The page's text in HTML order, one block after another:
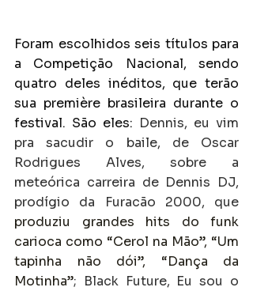
Foram escolhidos seis títulos para
a Competição Nacional, sendo
quatro deles inéditos, que terão
sua première brasileira durante o
festival. São eles: Dennis, eu vim
pra sacudir o baile, de Oscar
Rodrigues Alves, sobre a
meteórica carreira de Dennis DJ,
produziu grandes hits do funk
carioca como “Cerol na Mão”, “Um
tapinha não dói”, “Dança da
Motinha”; Black Future, Eu sou o